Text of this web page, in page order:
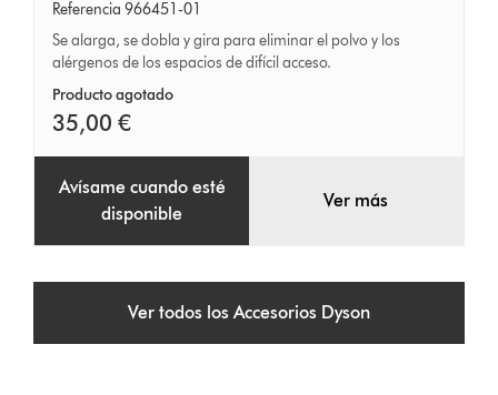
para
rincones
difíciles
Referencia 966451-01
Se alarga, se dobla y gira para eliminar el polvo y los
alérgenos de los espacios de difícil acceso.
Producto agotado
35,00 €
Avísame cuando esté
disponible
Ver más
Ver todos los Accesorios Dyson